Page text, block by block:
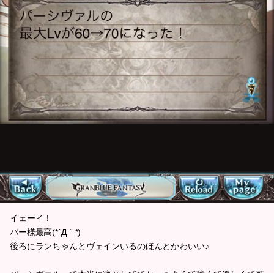
イェーイ！
パー様最高(*´Д｀*)
後ろにランちゃんとヴェインいるのほんとかわいい♪